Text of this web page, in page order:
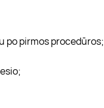
po pirmos procedūros;